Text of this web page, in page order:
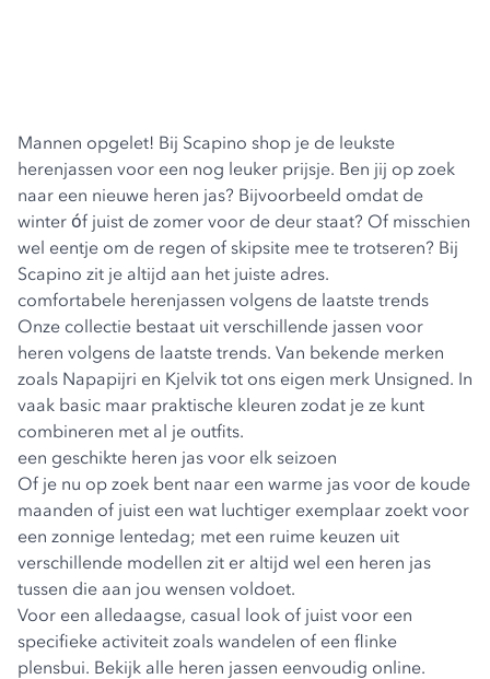
Mannen opgelet! Bij Scapino shop je de leukste
herenjassen voor een nog leuker prijsje. Ben jij op zoek
naar een nieuwe heren jas? Bijvoorbeeld omdat de
winter óf juist de zomer voor de deur staat? Of misschien
wel eentje om de regen of skipsite mee te trotseren? Bij
Scapino zit je altijd aan het juiste adres.
comfortabele herenjassen volgens de laatste trends
Onze collectie bestaat uit verschillende jassen voor
heren volgens de laatste trends. Van bekende merken
zoals Napapijri en Kjelvik tot ons eigen merk Unsigned. In
vaak basic maar praktische kleuren zodat je ze kunt
combineren met al je outfits.
een geschikte heren jas voor elk seizoen
Of je nu op zoek bent naar een warme jas voor de koude
maanden of juist een wat luchtiger exemplaar zoekt voor
een zonnige lentedag; met een ruime keuzen uit
verschillende modellen zit er altijd wel een heren jas
tussen die aan jou wensen voldoet.
Voor een alledaagse, casual look of juist voor een
specifieke activiteit zoals wandelen of een flinke
plensbui. Bekijk alle heren jassen eenvoudig online.